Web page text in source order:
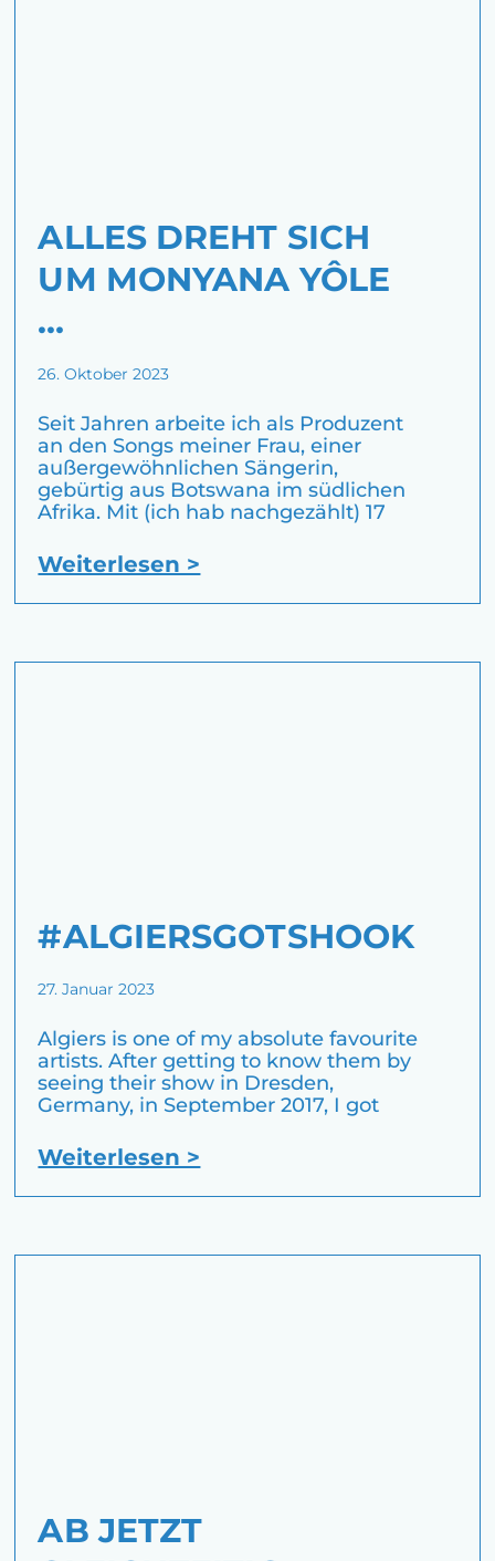
ALLES DREHT SICH
UM MONYANA YÔLE
…
26. Oktober 2023
Seit Jahren arbeite ich als Produzent
an den Songs meiner Frau, einer
außergewöhnlichen Sängerin,
gebürtig aus Botswana im südlichen
Afrika. Mit (ich hab nachgezählt) 17
Weiterlesen >
#ALGIERSGOTSHOOK
27. Januar 2023
Algiers is one of my absolute favourite
artists. After getting to know them by
seeing their show in Dresden,
Germany, in September 2017, I got
Weiterlesen >
AB JETZT